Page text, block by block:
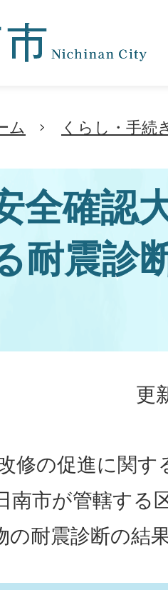
ム くらし・手続
全確認
耐震診
更
修の促進に関
南市が管轄する
の耐震診断の結